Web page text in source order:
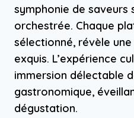
symphonie de saveurs
orchestrée. Chaque
sélectionné, révèle
exquis. L’expérience
immersion délectable
gastronomique,
dégustation.